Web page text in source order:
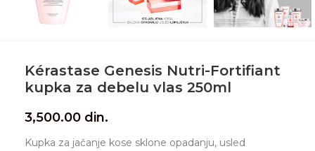
Kérastase Genesis Nutri-Fortifiant
kupka za debelu vlas 250ml
3,500.00 din.
Kupka za jačanje kose sklone opadanju, usled